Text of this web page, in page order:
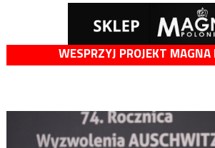
WESPRZYJ PROJEKT MAGNA